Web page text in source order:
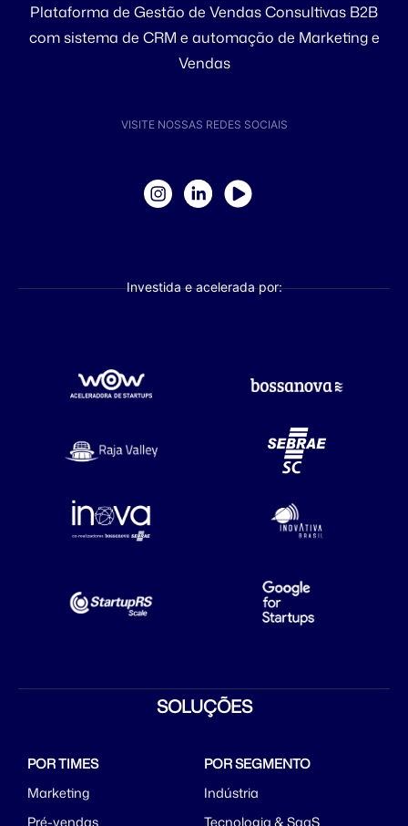
Plataforma de Gestão de Vendas Consultivas B2B
com sistema de CRM e automação de Marketing e
Vendas
VISITE NOSSAS REDES SOCIAIS
Investida e acelerada por:
SOLUÇÕES
POR TIMES
Marketing
Pré-vendas
POR SEGMENTO
Indústria
Tecnologia & SaaS